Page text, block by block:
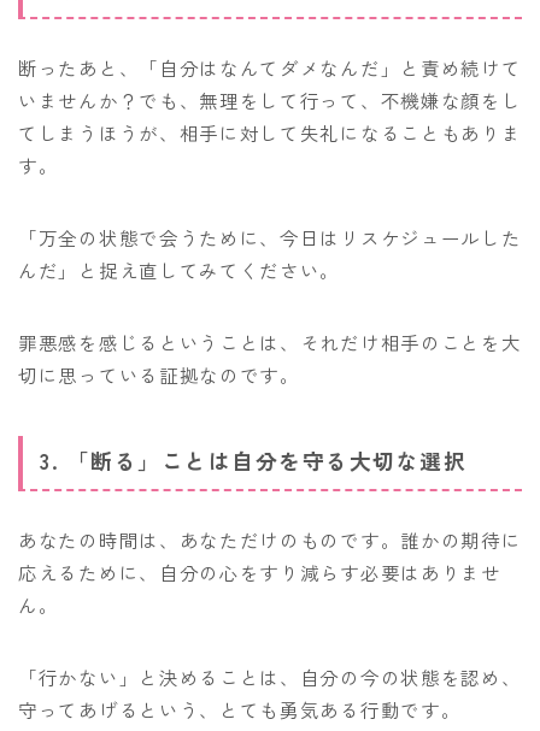
断ったあと、「自分はなんてダメなんだ」と責め続けて
いませんか？でも、無理をして行って、不機嫌な顔をし
てしまうほうが、相手に対して失礼になることもありま
す。
「万全の状態で会うために、今日はリスケジュールした
んだ」と捉え直してみてください。
罪悪感を感じるということは、それだけ相手のことを大
切に思っている証拠なのです。
3. 「断る」ことは自分を守る大切な選択
あなたの時間は、あなただけのものです。誰かの期待に
応えるために、自分の心をすり減らす必要はありませ
ん。
「行かない」と決めることは、自分の今の状態を認め、
守ってあげるという、とても勇気ある行動です。